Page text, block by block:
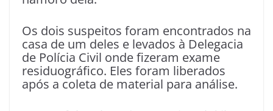
Os dois suspeitos foram encontrados na
casa de um deles e levados à Delegacia
de Polícia Civil onde fizeram exame
residuográfico. Eles foram liberados
após a coleta de material para análise.